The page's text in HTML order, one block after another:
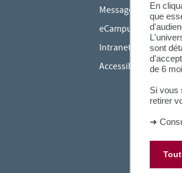
En
que
sont
de 6
Si vous
retirer
➜
Messagerie
eCampus
Intranet des
Accessibilité et